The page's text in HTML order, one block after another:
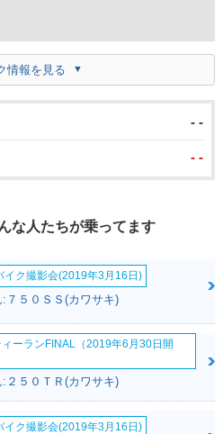
情報を見る
- -
- -
な人たちが乗ってます
イク撮影会(2019年3月16日)
７５０ＳＳ(カワサキ)
ーランFINAL（2019年6月30日開
２５０ＴＲ(カワサキ)
イク撮影会(2019年3月16日)